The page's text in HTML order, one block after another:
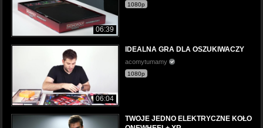
06:39
1080p
06:04
IDEALNA GRA DLA OSZUKIWACZY
acomytumamy
1080p
TWOJE JEDNO ELEKTRYCZNE KOŁO